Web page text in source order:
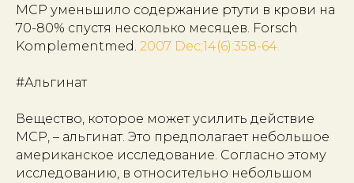
МСР уменьшило содержание ртути в крови на
70-80% спустя несколько месяцев. Forsch
Komplementmed. 2007 Dec;14(6):358-64.
#Альгинат
Вещество, которое может усилить действие
МСР, – альгинат. Это предполагает небольшое
американское исследование. Согласно этому
исследованию, в относительно небольшом